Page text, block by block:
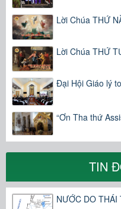
Lời Chúa THỨ
Lời Chúa THỨ
Đại Hội Giáo lý
“Ơn Tha thứ
TIN
NƯỚC DO THÁI